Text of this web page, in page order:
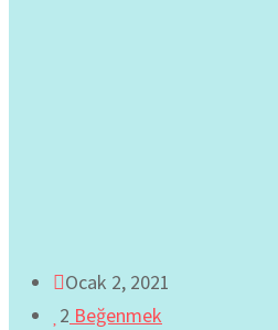
Ocak 2, 2021
2 Beğenmek